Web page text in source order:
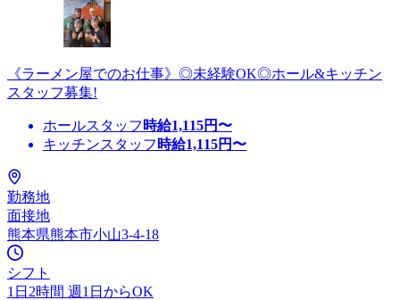
《ラーメン屋でのお仕事》◎未経験OK◎ホール&キッチン
スタッフ募集!
ホールスタッフ 時給1,115円〜
キッチンスタッフ 時給1,115円〜
勤務地
面接地
熊本県熊本市小山3-4-18
シフト
1日2時間 週1日からOK